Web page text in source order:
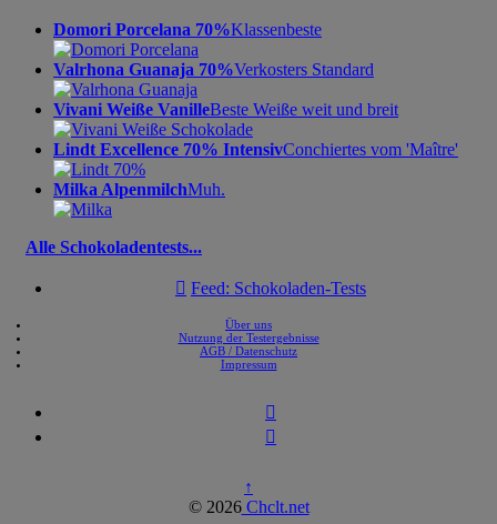
Domori Porcelana 70%Klassenbeste
Valrhona Guanaja 70%Verkosters Standard
Vivani Weiße VanilleBeste Weiße weit und breit
Lindt Excellence 70% IntensivConchiertes vom 'Maître'
Milka AlpenmilchMuh.
Alle Schokoladentests...
 Feed: Schokoladen-Tests
Über uns
Nutzung der Testergebnisse
AGB / Datenschutz
Impressum


↑
© 2026Chclt.net